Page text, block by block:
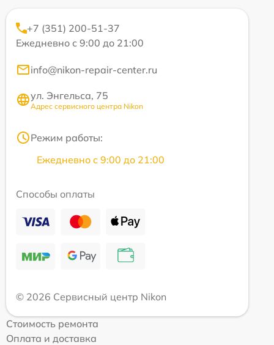
+7 (351) 200-51-37
Ежедневно с 9:00 до 21:00
info@nikon-repair-center.ru
ул. Энгельса, 75
Адрес сервисного центра Nikon
Режим работы:
Ежедневно с 9:00 до 21:00
Способы оплаты
© 2026 Сервисный центр Nikon
Стоимость ремонта
Оплата и доставка